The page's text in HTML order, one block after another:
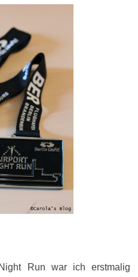
Run war ich erstmalig